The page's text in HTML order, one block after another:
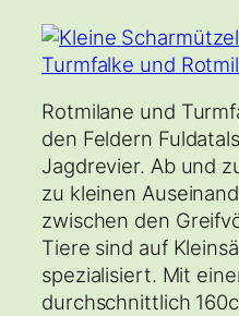
Rotmilane und
den Feldern
Jagdrevier. Ab und
zu kleinen
zwischen den
Tiere sind auf
spezialisiert. Mit
durchschnittlich